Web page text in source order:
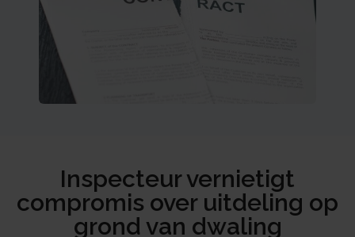
Inspecteur vernietigt
compromis over uitdeling op
grond van dwaling